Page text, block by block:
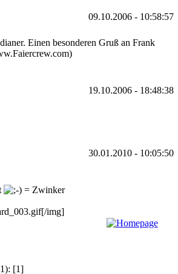
09.10.2006 - 10:58:57
Einen besonderen Gruß an Frank
19.10.2006 - 18:48:38
30.01.2010 - 10:05:50
img]
[1]